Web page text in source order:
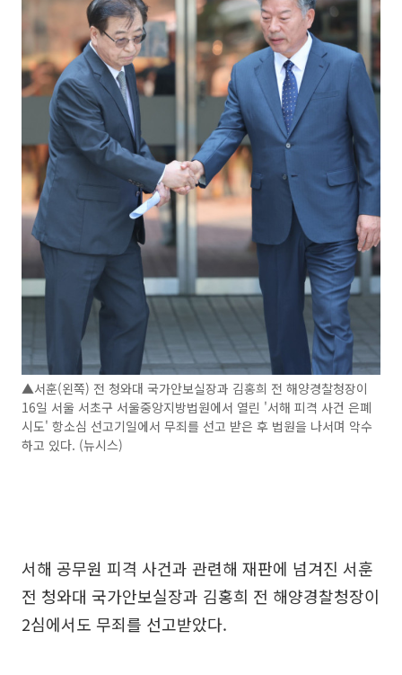
▲서훈(왼쪽) 전 청와대 국가안보실장과 김홍희 전 해양경찰청장이
16일 서울 서초구 서울중앙지방법원에서 열린 '서해 피격 사건 은폐
시도' 항소심 선고기일에서 무죄를 선고 받은 후 법원을 나서며 악수
하고 있다. (뉴시스)
서해 공무원 피격 사건과 관련해 재판에 넘겨진 서훈
전 청와대 국가안보실장과 김홍희 전 해양경찰청장이
2심에서도 무죄를 선고받았다.